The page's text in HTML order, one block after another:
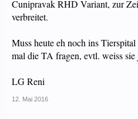
Cunipravak RHD Variant, zur
verbreitet.
Muss heute eh noch ins
mal die TA fragen, evtl. weiss sie
LG Reni
12. Mai 2016